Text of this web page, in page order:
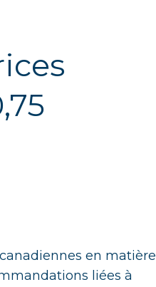
en matière
liées à